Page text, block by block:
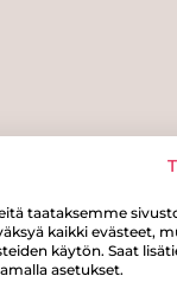
taataksemme
kaikki evästeet,
käytön. Saat
asetukset.